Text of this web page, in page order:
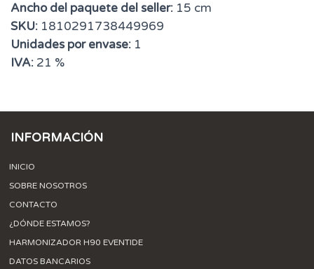
Ancho del paquete del seller: 15 cm
SKU: 1810291738449969
Unidades por envase: 1
IVA: 21 %
INFORMACIÓN
INICIO
SOBRE NOSOTROS
CONTACTO
¿DÓNDE ESTAMOS?
HARMONIZADOR H90 EVENTIDE
DATOS BANCARIOS